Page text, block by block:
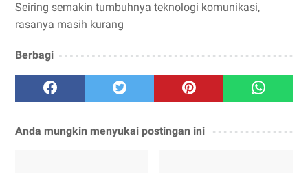
Seiring semakin tumbuhnya teknologi komunikasi,
rasanya masih kurang
Berbagi
Anda mungkin menyukai postingan ini